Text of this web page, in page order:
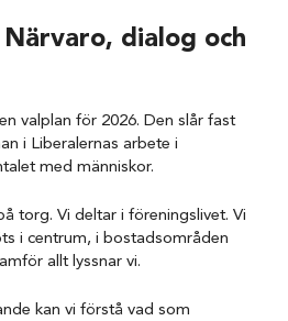
dialog och
valplan för 2026. Den slår fast
i Liberalernas arbete i
med människor.
torg. Vi deltar i föreningslivet. Vi
i centrum, i bostadsområden
allt lyssnar vi.
kan vi förstå vad som